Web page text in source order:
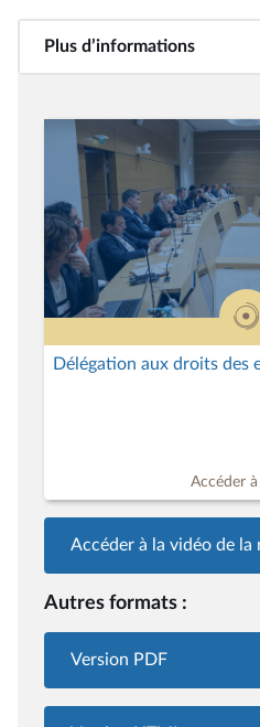
Plus d’informations
<b>Plus
Délégation aux droits des
Accéder
Accéder à la vidéo de la
Autres formats :
Version PDF